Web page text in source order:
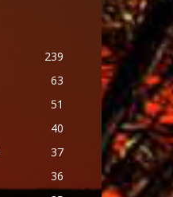
239
63
51
40
37
36